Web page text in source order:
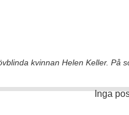
kvinnan Helen Keller. På
Inga